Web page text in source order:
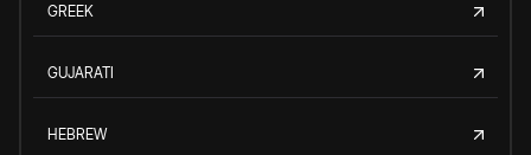
GREEK
GUJARATI
HEBREW